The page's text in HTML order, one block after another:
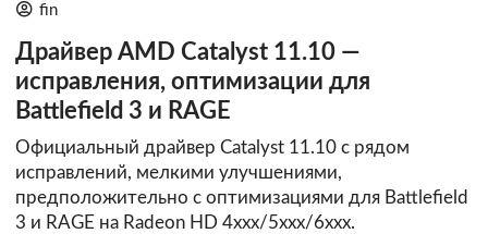
fin
Драйвер AMD Catalyst 11.10 —
исправления, оптимизации для
Battlefield 3 и RAGE
Официальный драйвер Catalyst 11.10 с рядом
исправлений, мелкими улучшениями,
предположительно с оптимизациями для Battlefield
3 и RAGE на Radeon HD 4xxx/5xxx/6xxx.